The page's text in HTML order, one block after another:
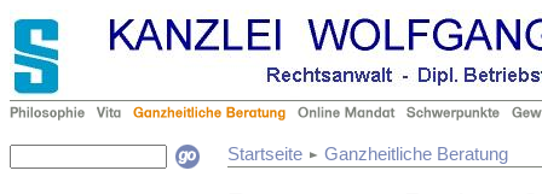
Startseite Ganzheitliche Beratung